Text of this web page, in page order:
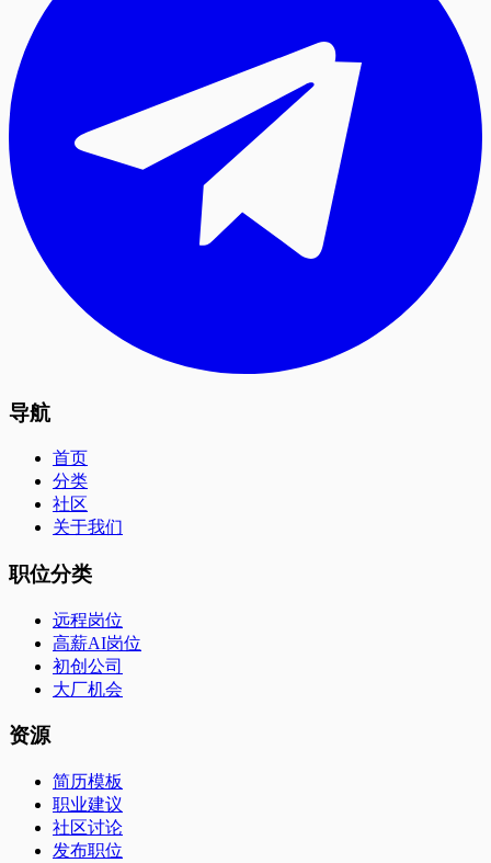
导航
首页
分类
社区
关于我们
职位分类
远程岗位
高薪AI岗位
初创公司
大厂机会
资源
简历模板
职业建议
社区讨论
发布职位